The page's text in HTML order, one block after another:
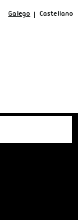
Galego Castellano